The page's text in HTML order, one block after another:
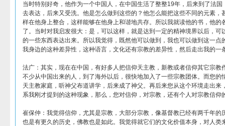
当时特别好奇，他作为一个中国人，在中国生活了整整19年，后来到了法
去表达，后来又受洗。他是怎么做到这些的？他怎么能把这些不同的元素，
样在他身上整合，这样能够在他身上和谐地共存。所以我就读他的书，他的
了。当时对我启发很大：是，可以这样，就是达到一定的精神境界以后，可
的一些东西表达出来。所以我觉得，既然他可以做到，我也可以做到这一点
我身边的这种差异性，这种语言，文化还有宗教的差异性，然后走出我的一
法广：其实，现在在中国，有好多人把信仰天主教，新教或者信仰其它宗教
不少从中国出来的人，到了海外以后，很快地加入了一些宗教团体。而您的
天主教家庭，听神父布道讲学，后来成了神父。再后来您从这个环境走出来
系我刚才提到的这种现象，那么，您对信仰，对宗教，还有个人对宗教信仰
崔保仲：我觉得信仰，尤其是宗教，大部分宗教，像基督教已经有两千年的
也是有更久的历史，佛教也是如此。我觉得就它们的文化价值本身，对人类